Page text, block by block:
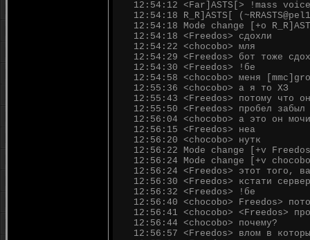
12:54:12 <Far]ASTS[> !mass voice
12:54:18 R_R]ASTS[
12:54:18 Mode change [+o
12:54:18 <Freedos> сдохли
12:54:22 <chocobo> мля
12:54:29 <Freedos> бот тоже
12:54:30 <Freedos> !бе
12:54:58 <chocobo> меня
12:55:36 <chocobo> а я то ХЗ
12:55:43 <Freedos> потому что
12:55:50 <Freedos> пробел забыл
12:56:04 <chocobo> а это он
12:56:15 <Freedos> неа
12:56:20 <chocobo> нутк
12:56:22 Mode change [+v
12:56:24 Mode change [+v
12:56:24 <Freedos> этот того,
12:56:30 <Freedos> кстати
12:56:32 <Freedos> !бе
12:56:40 <chocobo> Freedos>
12:56:41 <chocobo> <Freedos>
12:56:44 <chocobo> почему?
12:56:57 <Freedos> влом в